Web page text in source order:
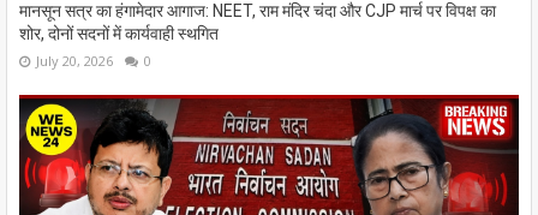
मानसून सत्र का हंगामेदार आगाज: NEET, राम मंदिर चंदा और CJP मार्च पर विपक्ष का
शोर, दोनों सदनों में कार्यवाही स्थगित
July 20, 2026 0